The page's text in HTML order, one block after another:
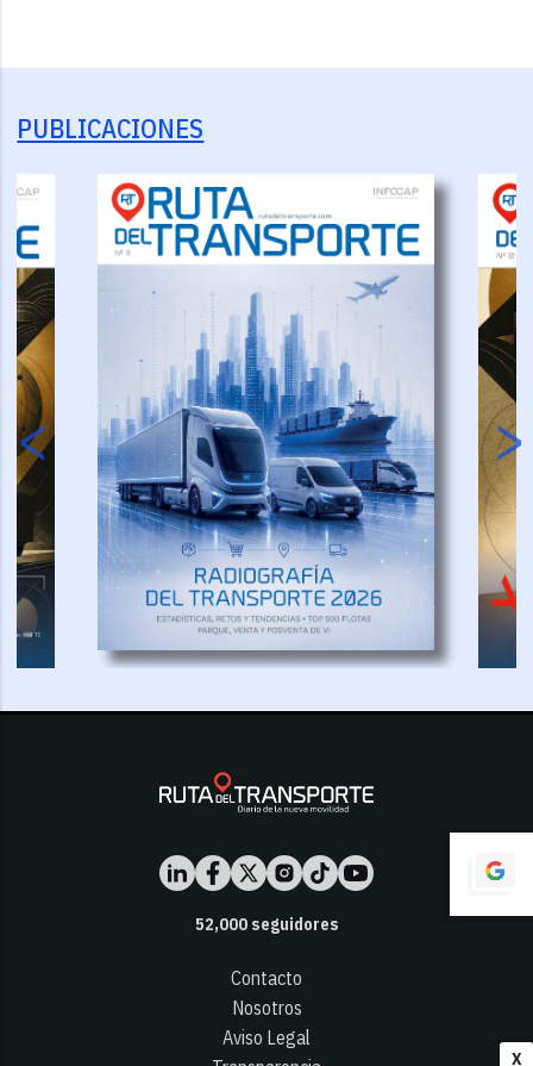
X
PUBLICACIONES
52,000seguidores
Contacto
Nosotros
Aviso Legal